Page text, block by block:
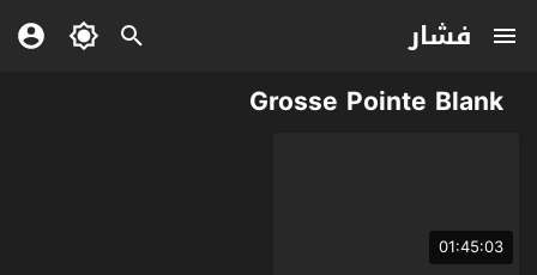
فشار
Grosse Pointe Blank
01:45:03